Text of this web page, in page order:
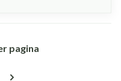
momenteel pagina
pagina